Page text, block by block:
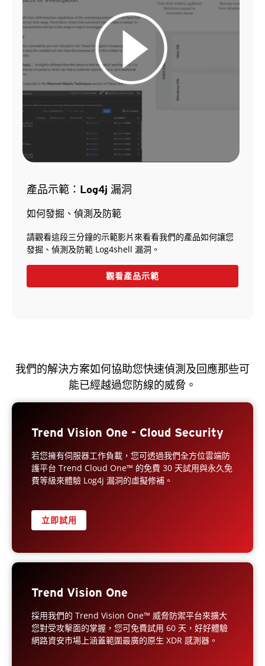
產品示範：Log4j 漏洞
如何發掘、偵測及防範
請觀看這段三分鐘的示範影片來看看我們的產品如何讓您
發掘、偵測及防範 Log4shell 漏洞。
觀看產品示範
我們的解決方案如何協助您快速偵測及回應那些可
能已經越過您防線的威脅。
Trend Vision One - Cloud Security
若您擁有伺服器工作負載，您可透過我們全方位雲端防
護平台 Trend Cloud One™ 的免費 30 天試用與永久免
費等級來體驗 Log4j 漏洞的虛擬修補。
立即試用
Trend Vision One
採用我們的 Trend Vision One™ 威脅防禦平台來擴大
您對受攻擊面的掌握，您可免費試用 60 天，好好體驗
網路資安市場上涵蓋範圍最廣的原生 XDR 感測器。